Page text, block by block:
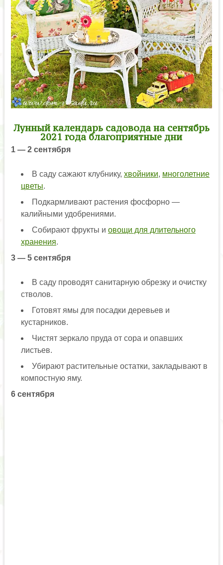
Лунный календарь садовода на сентябрь
2021 года благоприятные дни
1 — 2 сентября
В саду сажают клубнику, хвойники, многолетние
цветы.
Подкармливают растения фосфорно —
калийными удобрениями.
Собирают фрукты и овощи для длительного
хранения.
3 — 5 сентября
В саду проводят санитарную обрезку и очистку
стволов.
Готовят ямы для посадки деревьев и
кустарников.
Чистят зеркало пруда от сора и опавших
листьев.
Убирают растительные остатки, закладывают в
компостную яму.
6 сентября